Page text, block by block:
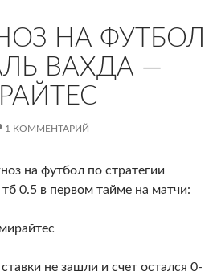
НА ФУТБОЛ
ВАХДА —
1 КОММЕНТАРИЙ
на футбол по стратегии
0.5 в первом тайме на матчи:
не зашли и счет остался 0-